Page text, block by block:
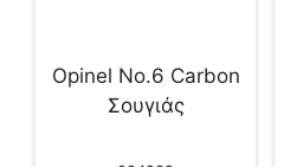
Opinel Νo.6 Carbon
Σουγιάς